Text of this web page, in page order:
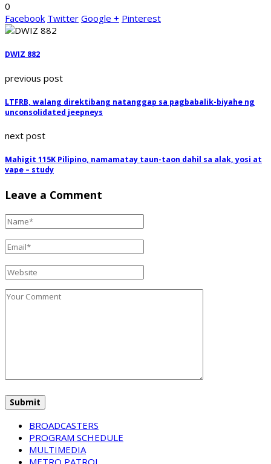
0
Facebook Twitter Google + Pinterest
DWIZ 882
previous post
LTFRB, walang direktibang natanggap sa pagbabalik-biyahe ng
unconsolidated jeepneys
next post
Mahigit 115K Pilipino, namamatay taun-taon dahil sa alak, yosi at
vape – study
Leave a Comment
BROADCASTERS
PROGRAM SCHEDULE
MULTIMEDIA
METRO PATROL